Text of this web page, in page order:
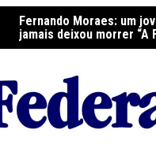
Fernando Moraes: um
jamais deixou morrer “A
Curso Oração e Vida na